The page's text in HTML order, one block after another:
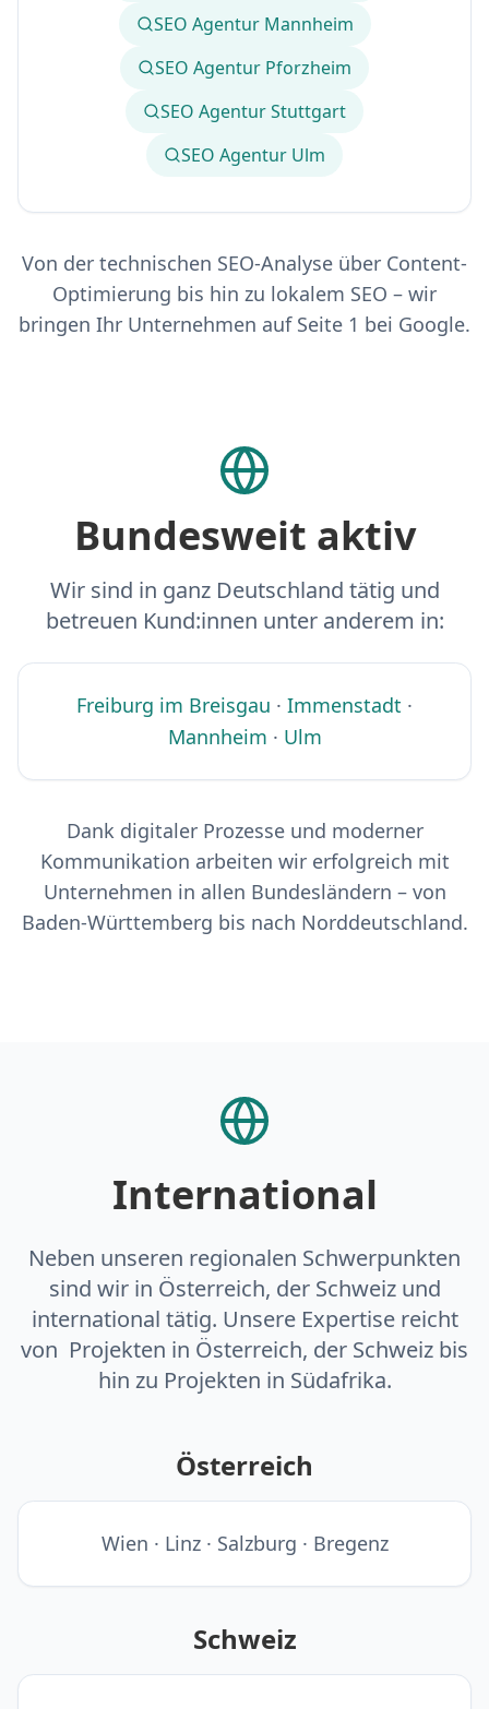
SEO Agentur Mannheim
SEO Agentur Pforzheim
SEO Agentur Stuttgart
SEO Agentur Ulm
Von der technischen SEO-Analyse über Content-
Optimierung bis hin zu lokalem SEO – wir
bringen Ihr Unternehmen auf Seite 1 bei Google.
Bundesweit aktiv
Wir sind in ganz Deutschland tätig und
betreuen Kund:innen unter anderem in:
Freiburg im Breisgau · Immenstadt ·
Mannheim · Ulm
Dank digitaler Prozesse und moderner
Kommunikation arbeiten wir erfolgreich mit
Unternehmen in allen Bundesländern – von
Baden-Württemberg bis nach Norddeutschland.
International
Neben unseren regionalen Schwerpunkten
sind wir in Österreich, der Schweiz und
international tätig. Unsere Expertise reicht
von Projekten in Österreich, der Schweiz bis
hin zu Projekten in Südafrika.
Österreich
Wien · Linz · Salzburg · Bregenz
Schweiz